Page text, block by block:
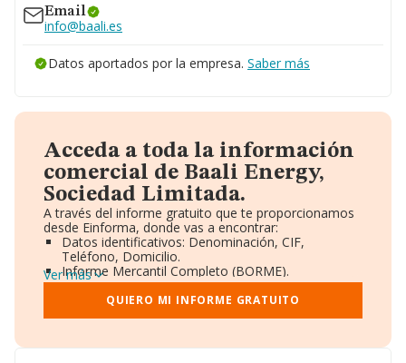
Email
info@baali.es
Datos aportados por la empresa. Saber más
Acceda a toda la información
comercial de Baali Energy,
Sociedad Limitada.
A través del informe gratuito que te proporcionamos
desde Einforma, donde vas a encontrar:
Datos identificativos: Denominación, CIF,
Teléfono, Domicilio.
Informe Mercantil Completo (BORME).
Gráficos de Evolución Ventas y Empleados.
Consejo de Administración y Administradores.
Directivos y Ejecutivos.
Ver más
QUIERO MI INFORME GRATUITO